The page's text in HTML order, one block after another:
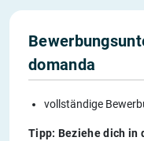
domanda
vollständige
Tipp: Beziehe dich in